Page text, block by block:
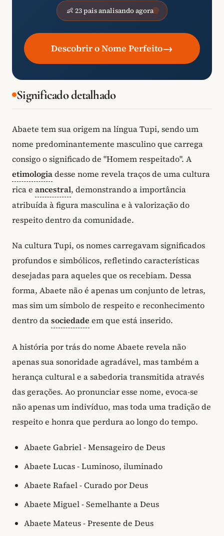
👶 23 pais analisando agora
Descobrir o Nome Perfeito→
Significado detalhado
Abaete tem sua origem na língua Tupi, sendo um
nome predominantemente masculino que carrega
consigo o significado de "Homem respeitado". A
etimologiadesse nome revela traços de uma cultura
rica e ancestral, demonstrando a importância
atribuída à figura masculina e à valorização do
respeito dentro da comunidade.
Na cultura Tupi, os nomes carregavam significados
profundos e simbólicos, refletindo características
desejadas para aqueles que os recebiam. Dessa
forma, Abaete não é apenas um conjunto de letras,
mas sim um símbolo de respeito e reconhecimento
dentro dasociedade em que está inserido.
A história por trás do nome Abaete revela não
apenas sua sonoridade agradável, mas também a
herança cultural e a sabedoria transmitida através
das gerações. Ao pronunciar esse nome, evoca-se
não apenas um indivíduo, mas toda uma tradição de
respeito e honra que perdura ao longo do tempo.
Abaete Gabriel - Mensageiro de Deus
Abaete Lucas - Luminoso, iluminado
Abaete Rafael - Curado por Deus
Abaete Miguel - Semelhante a Deus
Abaete Mateus - Presente de Deus